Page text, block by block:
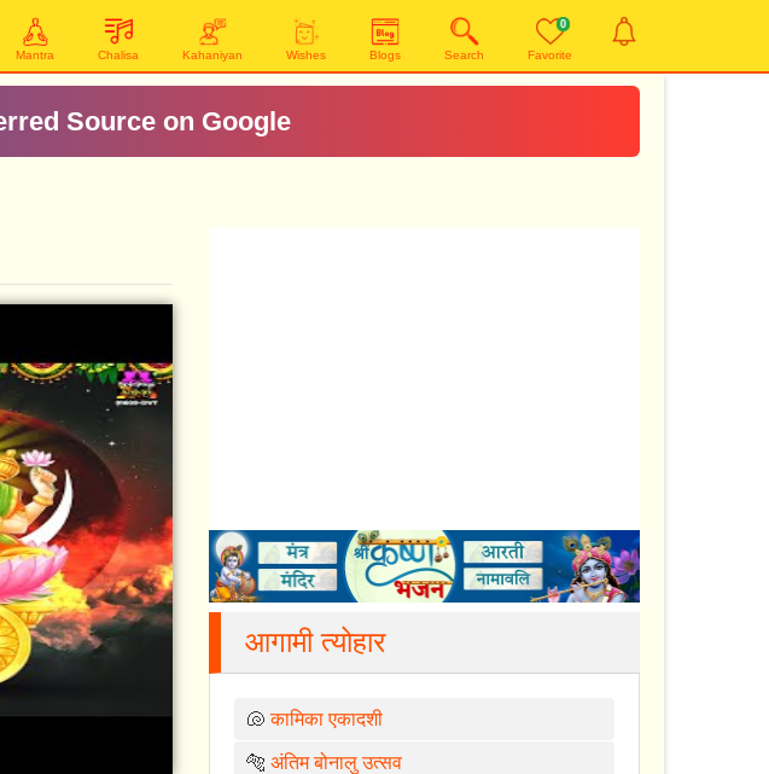
Mantra Chalisa Kahaniyan Wishes Blogs Search
0
Favorite
आगामी त्योहार
🐚कामिका एकादशी
🐅अंतिम बोनालु उत्सव